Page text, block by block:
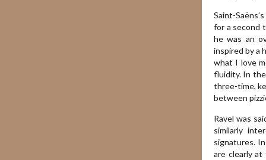
Saint-
for a second
he was an
inspired by a
what I love
fluidity. In
three-time,
between
Ravel was
similarly
signatures.
are clearly